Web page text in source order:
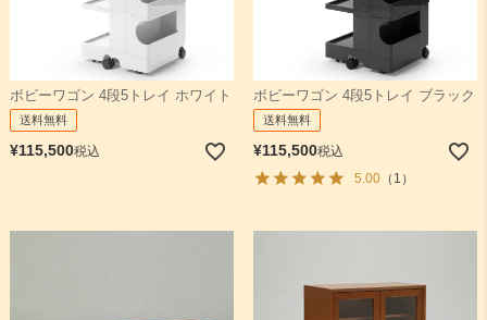
ボビーワゴン 4段5トレイ ホワイト
送料無料
¥115,500税込
ボビーワゴン 4段5トレイ ブラック
送料無料
¥115,500税込
5.00（1）